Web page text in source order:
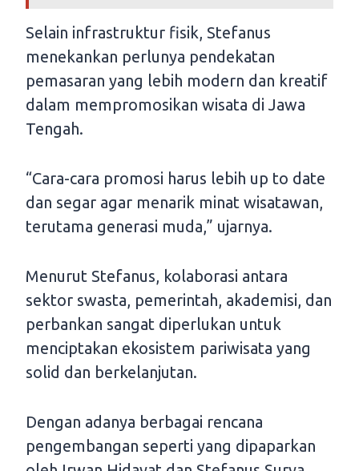
Selain infrastruktur fisik, Stefanus
menekankan perlunya pendekatan
pemasaran yang lebih modern dan kreatif
dalam mempromosikan wisata di Jawa
Tengah.
“Cara-cara promosi harus lebih up to date
dan segar agar menarik minat wisatawan,
terutama generasi muda,” ujarnya.
Menurut Stefanus, kolaborasi antara
sektor swasta, pemerintah, akademisi, dan
perbankan sangat diperlukan untuk
menciptakan ekosistem pariwisata yang
solid dan berkelanjutan.
Dengan adanya berbagai rencana
pengembangan seperti yang dipaparkan